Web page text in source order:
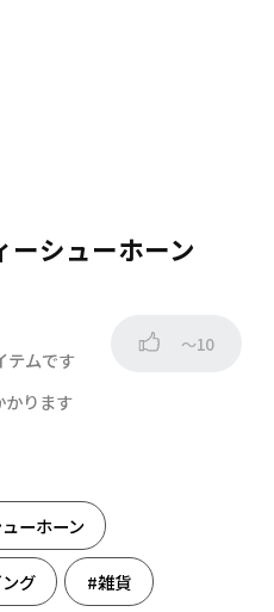
ーシューホーン
テムです
～10
かります
ーホーン
グ #雑貨